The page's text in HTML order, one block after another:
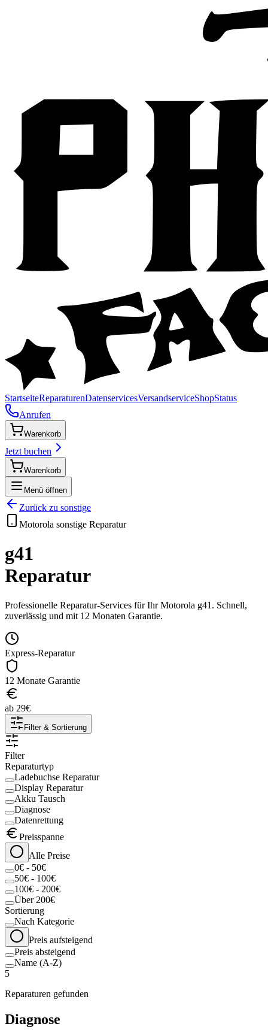
StartseiteReparaturenDatenservicesVersandserviceShopStatus
Anrufen
Warenkorb
Jetzt buchen
Warenkorb
Menü öffnen
Zurück zu sonstige
Motorola sonstige Reparatur
g41
Reparatur
Professionelle Reparatur-Services für IhrMotorola g41 . Schnell,
zuverlässig und mit 12 Monaten Garantie.
Express-Reparatur
12 Monate Garantie
ab 29€
Filter & Sortierung
Filter
Reparaturtyp
Ladebuchse Reparatur
Display Reparatur
Akku Tausch
Diagnose
Datenrettung
Preisspanne
Alle Preise
0€ - 50€
50€ - 100€
100€ - 200€
Über 200€
Sortierung
Nach Kategorie
Preis aufsteigend
Preis absteigend
Name (A-Z)
5
Reparaturen gefunden
Diagnose